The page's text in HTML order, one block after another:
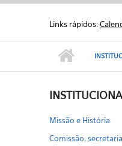
Links rápidos:
Missão e História
Comissão,